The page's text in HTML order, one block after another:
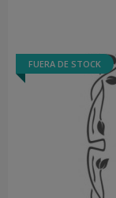
FUERA DE STOCK